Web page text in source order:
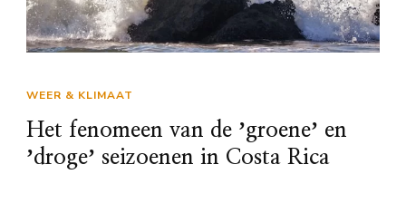
WEER & KLIMAAT
Het fenomeen van de ʼgroeneʼ en
ʼdrogeʼ seizoenen in Costa Rica